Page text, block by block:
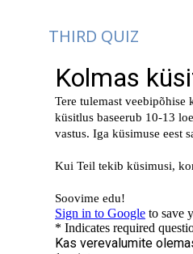
THIRD QUIZ